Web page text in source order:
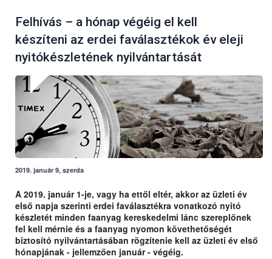
Felhívás – a hónap végéig el kell
készíteni az erdei faválasztékok év eleji
nyitókészletének nyilvántartását
2019. január 9, szerda
A 2019. január 1-je, vagy ha ettől eltér, akkor az üzleti év
első napja szerinti erdei faválasztékra vonatkozó nyitó
készletét minden faanyag kereskedelmi lánc szereplőnek
fel kell mérnie és a faanyag nyomon követhetőségét
biztosító nyilvántartásában rögzítenie kell az üzleti év első
hónapjának - jellemzően január - végéig.